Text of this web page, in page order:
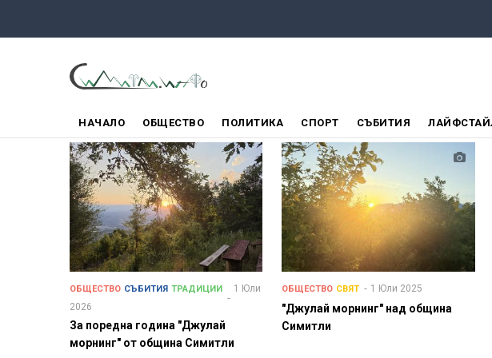
МЕНЮ
НАЧАЛО ОБЩЕСТВО ПОЛИТИКА СПОРТ СЪБИТИЯ
ОБЩЕСТВО СЪБИТИЯ ТРАДИЦИИ
1 Юли
2026
За поредна година "Джулай
морнинг" от община Симитли
ОБЩЕСТВО СВЯТ 1 Юли 2025
"Джулай морнинг" над община
Симитли